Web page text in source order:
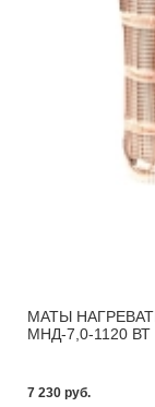
МАТЫ
МНД-7,0-1120 ВТ
7 230 pуб.